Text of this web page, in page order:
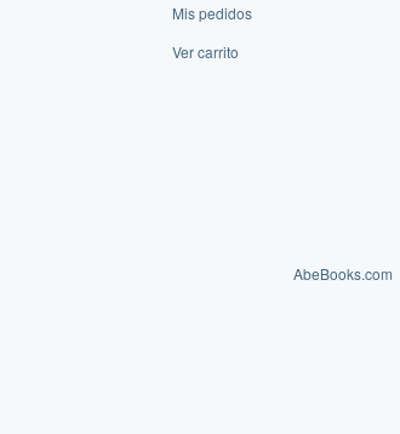
Mis pedidos
Ver carrito
AbeBooks.com